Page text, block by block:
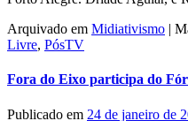
Arquivado em Midiativismo |
Livre, PósTV
Fora do Eixo participa do
Publicado em 24 de janeiro de